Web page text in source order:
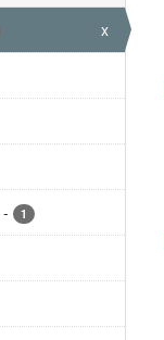
x
- 1